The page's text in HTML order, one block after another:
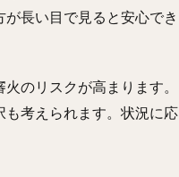
長い目で見ると安心でき
のリスクが高まります。
考えられます。状況に応